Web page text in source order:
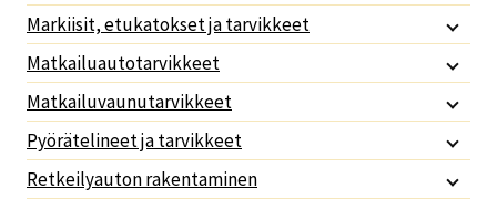
Markiisit, etukatokset ja tarvikkeet
Matkailuautotarvikkeet
Matkailuvaunutarvikkeet
Pyörätelineet ja tarvikkeet
Retkeilyauton rakentaminen